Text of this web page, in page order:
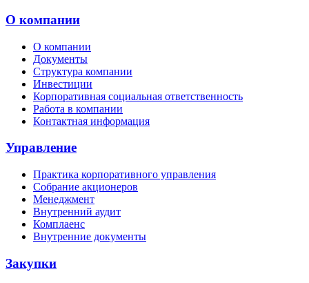
О компании
О компании
Документы
Структура компании
Инвестиции
Корпоративная социальная ответственность
Работа в компании
Контактная информация
Управление
Практика корпоративного управления
Собрание акционеров
Менеджмент
Внутренний аудит
Комплаенс
Внутренние документы
Закупки